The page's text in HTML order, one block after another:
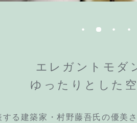
エレガントモダ
ゆったりとした
する建築家・村野藤吾氏の優美